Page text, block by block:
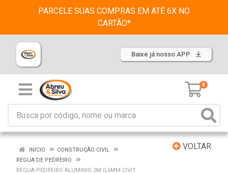
PARCELE SUAS COMPRAS EM ATÉ 6X NO
CARTÃO*
Baixe já nosso APP
0
VOLTAR
INÍCIO
CONSTRUÇÃO CIVIL
REGUA DE PEDREIRO
REGUA PEDREIRO ALUMINIO 2M 0,6MM CIVIT